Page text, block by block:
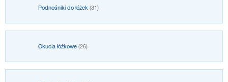
Podnośniki do łóżek (31)
Okucia łóżkowe (26)